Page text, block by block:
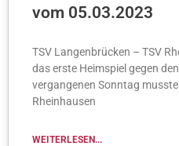
vom 05.03.2023
TSV Langenbrücken – TSV
das erste Heimspiel gegen
vergangenen Sonntag
Rheinhausen
WEITERLESEN...